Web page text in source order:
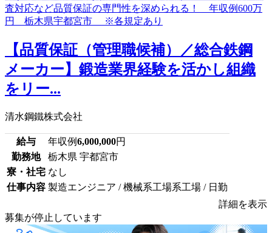
【品質保証（管理職候補）／総合鉄鋼
メーカー】鍛造業界経験を活かし組織
をリー...
清水鋼鐵株式会社
給与 年収例6,000,000円
勤務地
栃木県 宇都宮市
寮・社宅 なし
仕事内容 製造エンジニア / 機械系工場系工場 / 日勤
詳細を表示
募集が停止しています